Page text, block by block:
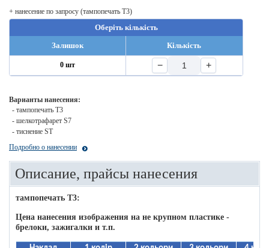
+ нанесение по запросу (тампопечать T3)
Оберіть кількість
Залишок
Кількість
0 шт − +
Варианты нанесения:
- тампопечать T3
- шелкотрафарет S7
- тиснение ST
Подробно о нанесении
Описание, прайсы нанесения
тампопечать T3:
Цена нанесения изображения на не крупном пластике -
брелоки, зажигалки и т.п.